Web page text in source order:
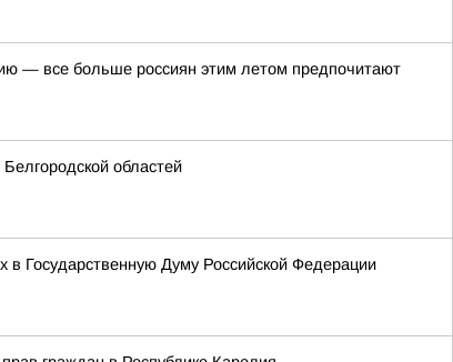
— все больше россиян этим летом предпочитают
областей
Государственную Думу Российской Федерации